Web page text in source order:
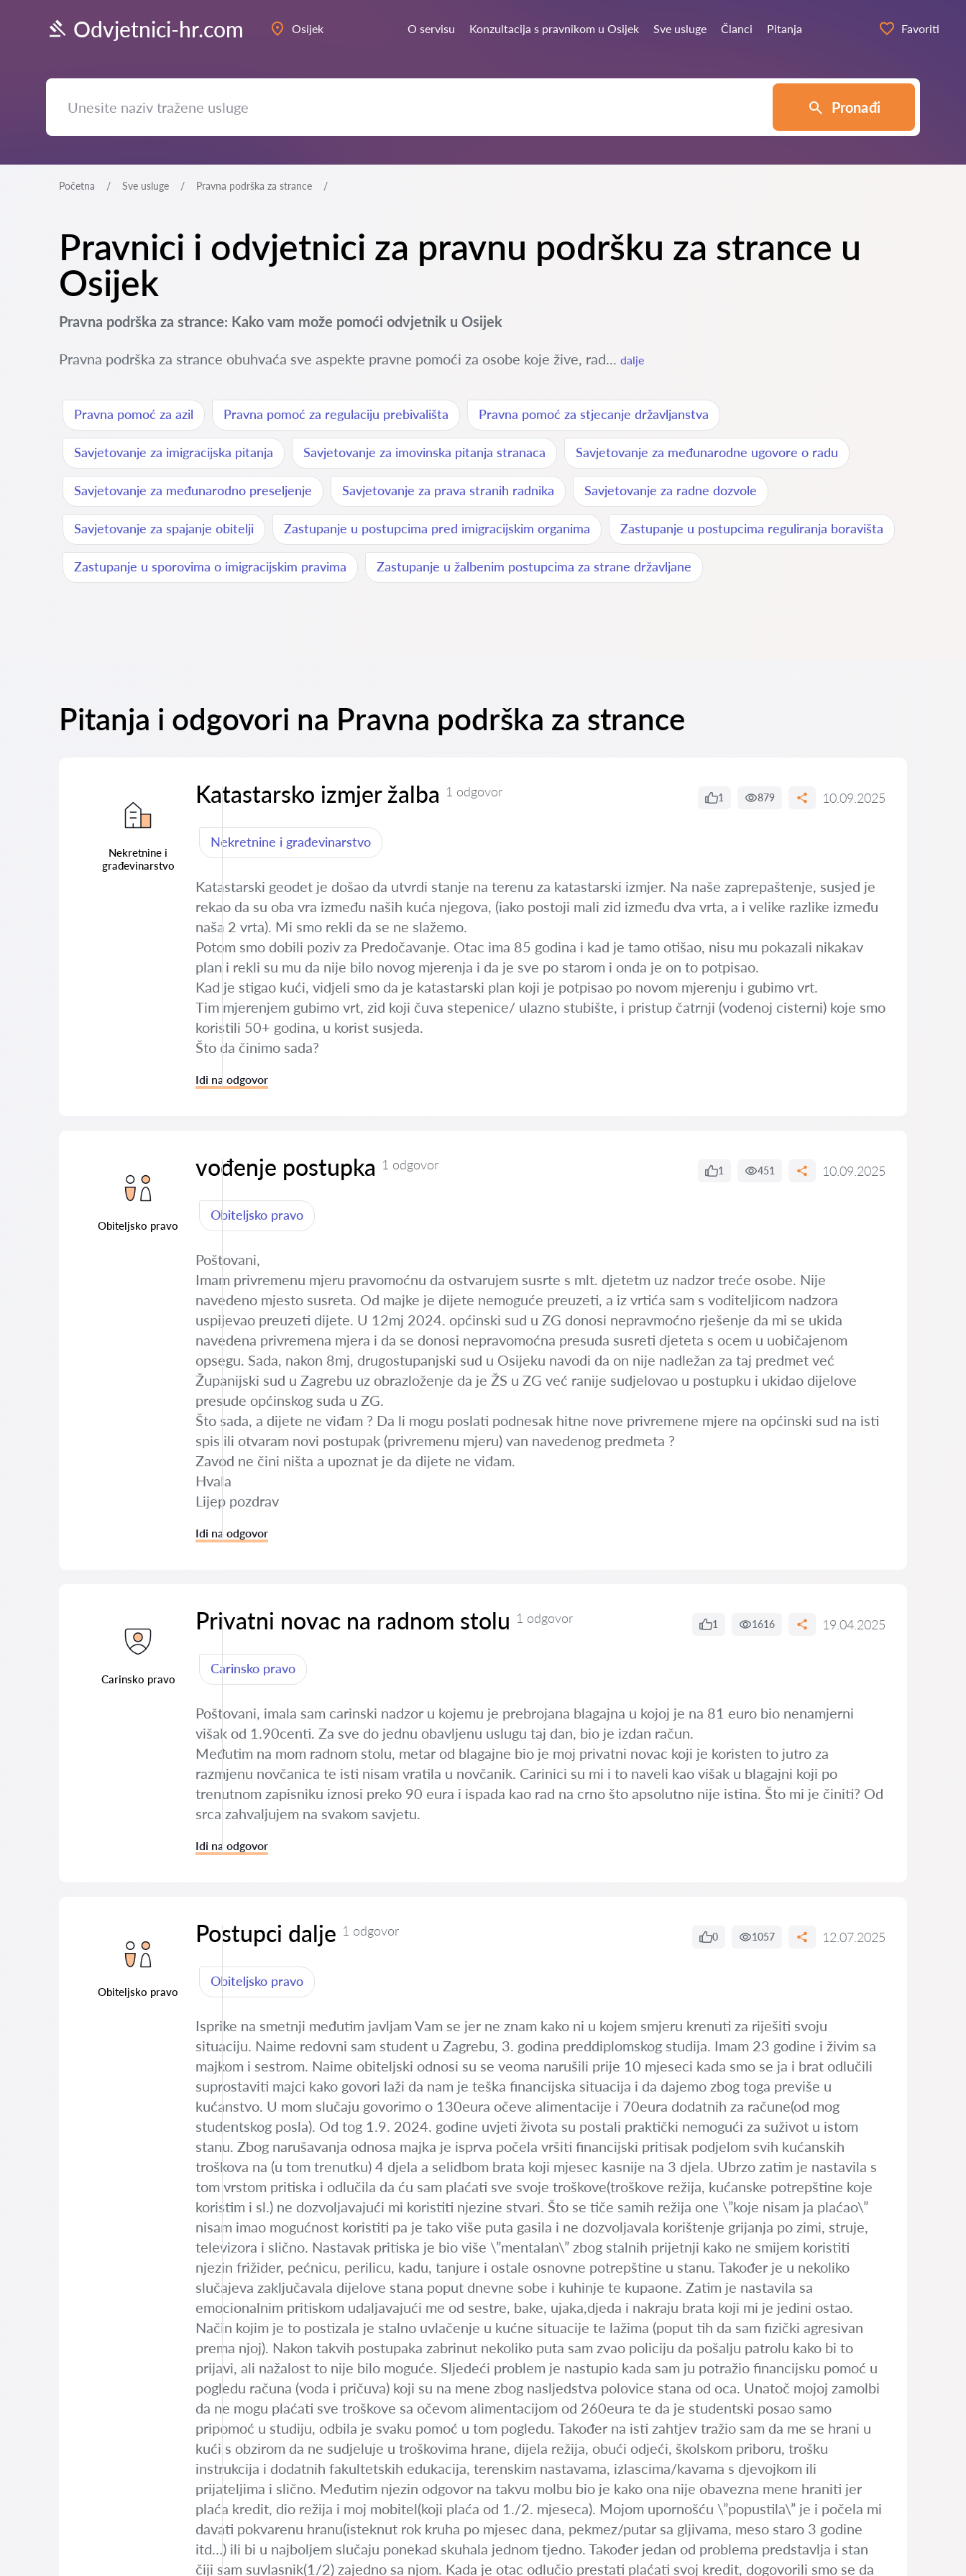
Odvjetnici-hr.com Osijek O servisu Konzultacija s pravnikom u Osijek Sve usluge Članci Pitanja Favoriti
Pronađi
Početna Sve usluge Pravna podrška za strance
Pravnici i odvjetnici za pravnu podršku za strance u
Osijek
Pravna podrška za strance: Kako vam može pomoći odvjetnik u Osijek
Pravna podrška za strance obuhvaća sve aspekte pravne pomoći za osobe koje žive, rad... dalje
Pravna pomoć za azil Pravna pomoć za regulaciju prebivališta Pravna pomoć za stjecanje državljanstva
Savjetovanje za imigracijska pitanja Savjetovanje za imovinska pitanja stranaca Savjetovanje za međunarodne ugovore o radu
Savjetovanje za međunarodno preseljenje Savjetovanje za prava stranih radnika Savjetovanje za radne dozvole
Savjetovanje za spajanje obitelji Zastupanje u postupcima pred imigracijskim organima Zastupanje u postupcima reguliranja boravišta
Zastupanje u sporovima o imigracijskim pravima Zastupanje u žalbenim postupcima za strane državljane
Pitanja i odgovori na Pravna podrška za strance
Nekretnine i
građevinarstvo
Katastarsko izmjer žalba 1 odgovor 1 879 10.09.2025
Nekretnine i građevinarstvo
Katastarski geodet je došao da utvrdi stanje na terenu za katastarski izmjer. Na naše zaprepaštenje, susjed je
rekao da su oba vra između naših kuća njegova, (iako postoji mali zid između dva vrta, a i velike razlike između
naša 2 vrta). Mi smo rekli da se ne slažemo.
Potom smo dobili poziv za Predočavanje. Otac ima 85 godina i kad je tamo otišao, nisu mu pokazali nikakav
plan i rekli su mu da nije bilo novog mjerenja i da je sve po starom i onda je on to potpisao.
Kad je stigao kući, vidjeli smo da je katastarski plan koji je potpisao po novom mjerenju i gubimo vrt.
Tim mjerenjem gubimo vrt, zid koji čuva stepenice/ ulazno stubište, i pristup čatrnji (vodenoj cisterni) koje smo
koristili 50+ godina, u korist susjeda.
Što da činimo sada?
Idi na odgovor
Obiteljsko pravo
vođenje postupka 1 odgovor 1 451 10.09.2025
Obiteljsko pravo
Poštovani,
Imam privremenu mjeru pravomoćnu da ostvarujem susrte s mlt. djetetm uz nadzor treće osobe. Nije
navedeno mjesto susreta. Od majke je dijete nemoguće preuzeti, a iz vrtića sam s voditeljicom nadzora
uspijevao preuzeti dijete. U 12mj 2024. općinski sud u ZG donosi nepravmoćno rješenje da mi se ukida
navedena privremena mjera i da se donosi nepravomoćna presuda susreti djeteta s ocem u uobičajenom
opsegu. Sada, nakon 8mj, drugostupanjski sud u Osijeku navodi da on nije nadležan za taj predmet već
Županijski sud u Zagrebu uz obrazloženje da je ŽS u ZG već ranije sudjelovao u postupku i ukidao dijelove
presude općinskog suda u ZG.
Što sada, a dijete ne viđam ? Da li mogu poslati podnesak hitne nove privremene mjere na općinski sud na isti
spis ili otvaram novi postupak (privremenu mjeru) van navedenog predmeta ?
Zavod ne čini ništa a upoznat je da dijete ne viđam.
Hvala
Lijep pozdrav
Idi na odgovor
Carinsko pravo
Privatni novac na radnom stolu 1 odgovor 1 1616 19.04.2025
Carinsko pravo
Poštovani, imala sam carinski nadzor u kojemu je prebrojana blagajna u kojoj je na 81 euro bio nenamjerni
višak od 1.90centi. Za sve do jednu obavljenu uslugu taj dan, bio je izdan račun.
Međutim na mom radnom stolu, metar od blagajne bio je moj privatni novac koji je koristen to jutro za
razmjenu novčanica te isti nisam vratila u novčanik. Carinici su mi i to naveli kao višak u blagajni koji po
trenutnom zapisniku iznosi preko 90 eura i ispada kao rad na crno što apsolutno nije istina. Što mi je činiti? Od
srca zahvaljujem na svakom savjetu.
Idi na odgovor
Obiteljsko pravo
Postupci dalje 1 odgovor 0 1057 12.07.2025
Obiteljsko pravo
Isprike na smetnji međutim javljam Vam se jer ne znam kako ni u kojem smjeru krenuti za riješiti svoju
situaciju. Naime redovni sam student u Zagrebu, 3. godina preddiplomskog studija. Imam 23 godine i živim sa
majkom i sestrom. Naime obiteljski odnosi su se veoma narušili prije 10 mjeseci kada smo se ja i brat odlučili
suprostaviti majci kako govori laži da nam je teška financijska situacija i da dajemo zbog toga previše u
kućanstvo. U mom slučaju govorimo o 130eura očeve alimentacije i 70eura dodatnih za račune(od mog
studentskog posla). Od tog 1.9. 2024. godine uvjeti života su postali praktički nemogući za suživot u istom
stanu. Zbog narušavanja odnosa majka je isprva počela vršiti financijski pritisak podjelom svih kućanskih
troškova na (u tom trenutku) 4 djela a selidbom brata koji mjesec kasnije na 3 djela. Ubrzo zatim je nastavila s
tom vrstom pritiska i odlučila da ću sam plaćati sve svoje troškove(troškove režija, kućanske potrepštine koje
koristim i sl.) ne dozvoljavajući mi koristiti njezine stvari. Što se tiče samih režija one \”koje nisam ja plaćao\”
nisam imao mogućnost koristiti pa je tako više puta gasila i ne dozvoljavala korištenje grijanja po zimi, struje,
televizora i slično. Nastavak pritiska je bio više \”mentalan\” zbog stalnih prijetnji kako ne smijem koristiti
njezin frižider, pećnicu, perilicu, kadu, tanjure i ostale osnovne potrepštine u stanu. Također je u nekoliko
slučajeva zaključavala dijelove stana poput dnevne sobe i kuhinje te kupaone. Zatim je nastavila sa
emocionalnim pritiskom udaljavajući me od sestre, bake, ujaka,djeda i nakraju brata koji mi je jedini ostao.
Način kojim je to postizala je stalno uvlačenje u kućne situacije te lažima (poput tih da sam fizički agresivan
prema njoj). Nakon takvih postupaka zabrinut nekoliko puta sam zvao policiju da pošalju patrolu kako bi to
prijavi, ali nažalost to nije bilo moguće. Sljedeći problem je nastupio kada sam ju potražio financijsku pomoć u
pogledu računa (voda i pričuva) koji su na mene zbog nasljedstva polovice stana od oca. Unatoč mojoj zamolbi
da ne mogu plaćati sve troškove sa očevom alimentacijom od 260eura te da je studentski posao samo
pripomoć u studiju, odbila je svaku pomoć u tom pogledu. Također na isti zahtjev tražio sam da me se hrani u
kući s obzirom da ne sudjeluje u troškovima hrane, dijela režija, obući odjeći, školskom priboru, trošku
instrukcija i dodatnih fakultetskih edukacija, terenskim nastavama, izlascima/kavama s djevojkom ili
prijateljima i slično. Međutim njezin odgovor na takvu molbu bio je kako ona nije obavezna mene hraniti jer
plaća kredit, dio režija i moj mobitel(koji plaća od 1./2. mjeseca). Mojom upornošću \”popustila\” je i počela mi
davati pokvarenu hranu(isteknut rok kruha po mjesec dana, pekmez/putar sa gljivama, meso staro 3 godine
itd…) ili bi u najboljem slučaju ponekad skuhala jednom tjedno. Također jedan od problema predstavlja i stan
čiji sam suvlasnik(1/2) zajedno sa njom. Kada je otac odlučio prestati plaćati svoj kredit, dogovorili smo se da